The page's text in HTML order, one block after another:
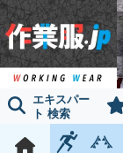
エキスパー
ト 検索